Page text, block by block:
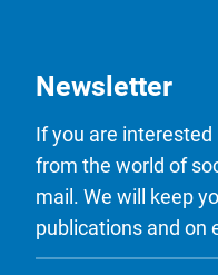
Newsletter
If you are
from the world of
mail. We will keep
publications and on